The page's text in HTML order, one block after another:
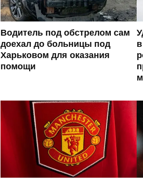
Водитель под обстрелом сам
доехал до больницы под
Харьковом для оказания
помощи